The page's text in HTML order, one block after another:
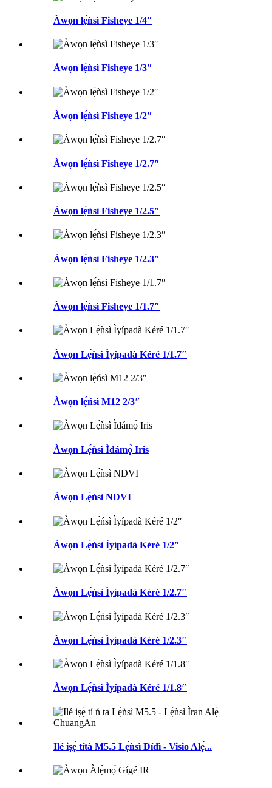
Àwọn lẹ́ǹsì Fisheye 1/4″
Àwọn lẹ́ǹsì Fisheye 1/3″
Àwọn lẹ́ǹsì Fisheye 1/2″
Àwọn lẹ́ǹsì Fisheye 1/2.7″
Àwọn lẹ́ǹsì Fisheye 1/2.5″
Àwọn lẹ́ǹsì Fisheye 1/2.3″
Àwọn lẹ́ǹsì Fisheye 1/1.7″
Àwọn Lẹ́ǹsì Ìyípadà Kéré 1/1.7″
Àwọn lẹ́ńsì M12 2/3″
Àwọn Lẹ́ǹsì Ìdámọ̀ Iris
Àwọn Lẹ́ǹsì NDVI
Àwọn Lẹ́ńsì Ìyípadà Kéré 1/2″
Àwọn Lẹ́ǹsì Ìyípadà Kéré 1/2.7″
Àwọn Lẹ́ńsì Ìyípadà Kéré 1/2.3″
Àwọn Lẹ́ǹsì Ìyípadà Kéré 1/1.8″
Ilé iṣẹ́ títà M5.5 Lẹ́ǹsì Dídì - Visio Alẹ́...